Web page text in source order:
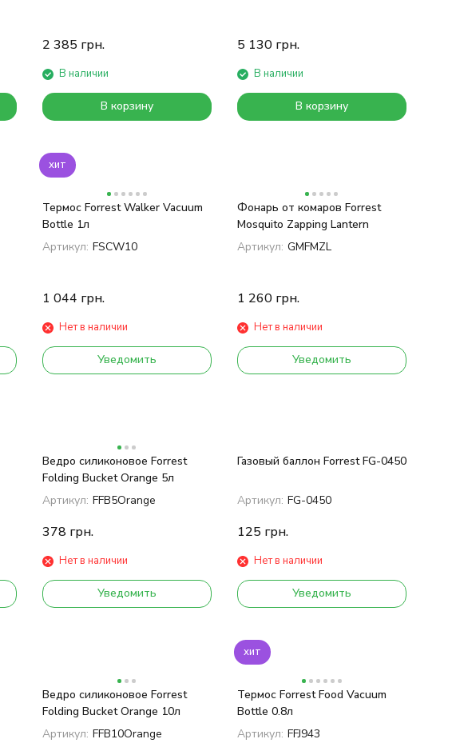
2 385 грн.
В наличии
В корзину
5 130 грн.
В наличии
В корзину
хит
Термос Forrest Walker Vacuum
Bottle 1л
Артикул: FSCW10
1 044 грн.
Нет в наличии
Уведомить
Фонарь от комаров Forrest
Mosquito Zapping Lantern
Артикул: GMFMZL
1 260 грн.
Нет в наличии
Уведомить
Ведро силиконовое Forrest
Folding Bucket Orange 5л
Артикул: FFB5Orange
378 грн.
Нет в наличии
Уведомить
Газовый баллон Forrest FG-0450
Артикул: FG-0450
125 грн.
Нет в наличии
Уведомить
Ведро силиконовое Forrest
Folding Bucket Orange 10л
Артикул: FFB10Orange
хит
Термос Forrest Food Vacuum
Bottle 0.8л
Артикул: FFJ943